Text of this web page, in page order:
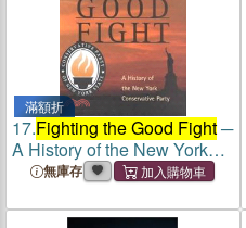
滿額折
17.Fighting the Good Fight─
A History of the New York
Conservative Party
無庫存